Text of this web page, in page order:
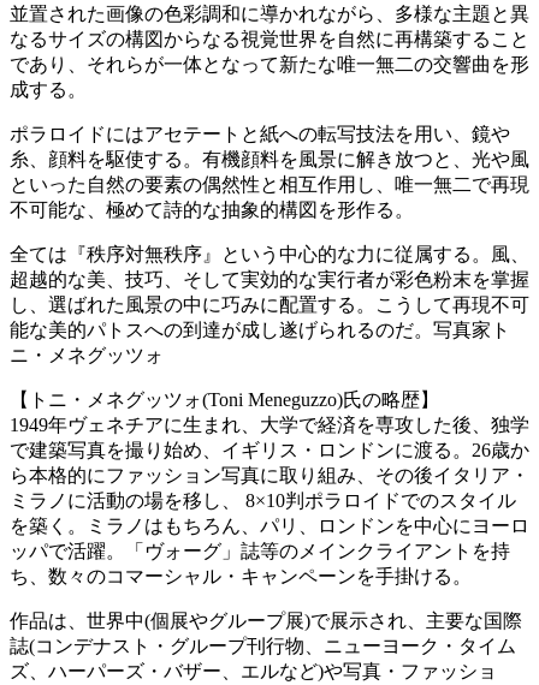
並置された画像の色彩調和に導かれながら、多様な主題と異
なるサイズの構図からなる視覚世界を自然に再構築すること
であり、それらが一体となって新たな唯一無二の交響曲を形
成する。
ポラロイドにはアセテートと紙への転写技法を用い、鏡や
糸、顔料を駆使する。有機顔料を風景に解き放つと、光や風
といった自然の要素の偶然性と相互作用し、唯一無二で再現
不可能な、極めて詩的な抽象的構図を形作る。
全ては『秩序対無秩序』という中心的な力に従属する。風、
超越的な美、技巧、そして実効的な実行者が彩色粉末を掌握
し、選ばれた風景の中に巧みに配置する。こうして再現不可
能な美的パトスへの到達が成し遂げられるのだ。写真家ト
ニ・メネグッツォ
【トニ・メネグッツォ(Toni Meneguzzo)氏の略歴】
1949年ヴェネチアに生まれ、大学で経済を専攻した後、独学
で建築写真を撮り始め、イギリス・ロンドンに渡る。26歳か
ら本格的にファッション写真に取り組み、その後イタリア・
ミラノに活動の場を移し、 8×10判ポラロイドでのスタイル
を築く。ミラノはもちろん、パリ、ロンドンを中心にヨーロ
ッパで活躍。「ヴォーグ」誌等のメインクライアントを持
ち、数々のコマーシャル・キャンペーンを手掛ける。
作品は、世界中(個展やグループ展)で展示され、主要な国際
誌(コンデナスト・グループ刊行物、ニューヨーク・タイム
ズ、ハーパーズ・バザー、エルなど)や写真・ファッショ